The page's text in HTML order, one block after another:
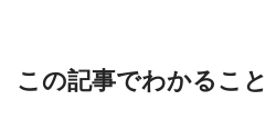
この記事でわかること